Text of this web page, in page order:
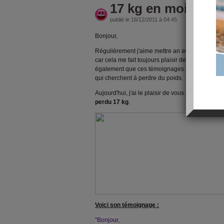
17 kg en moins
publié le 16/12/2011 à 04:45
Bonjour,
Régulièrement j'aime mettre an avant les
car cela me fait toujours plaisir de voir le
également que ces témoignages peuvent
qui cherchent à perdre du poids.
Aujourd'hui, j'ai le plaisir de vous présenter
perdu 17 kg.
Voici son témoignage :
"Bonjour,